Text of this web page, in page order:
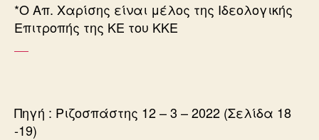
*Ο Απ. Χαρίσης είναι μέλος της Ιδεολογικής
Επιτροπής της ΚΕ του ΚΚΕ
Πηγή : Ριζοσπάστης 12 – 3 – 2022 (Σελίδα 18
-19)